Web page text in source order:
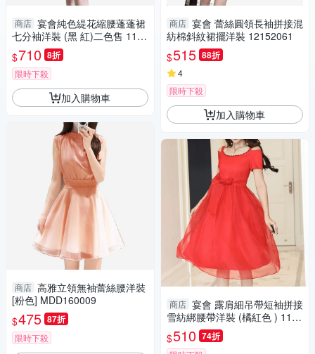
商店 宴會純色緹花縮腰蓬蓬裙
七分袖洋裝 (黑 紅)二色售 1175
2029
$710 8折
限時下殺
加入購物車
商店 高雅立領無袖蕾絲腰洋裝
[粉色] MDD160009
$475 87折
限時下殺
商店 宴會 蕾絲圓領長袖拼接混
紡棉斜紋裙擺洋裝 12152061
$515 88折
4
限時下殺
加入購物車
商店 宴會 露肩細吊帶短袖拼接
雪紡綁腰帶洋裝 (橘紅色 ) 1195
2057
$510 74折